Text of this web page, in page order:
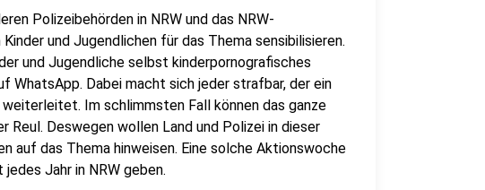
Polizeibehörden in NRW und das NRW-
und Jugendlichen für das Thema sensibilisieren.
und Jugendliche selbst kinderpornografisches
WhatsApp. Dabei macht sich jeder strafbar, der ein
Im schlimmsten Fall können das ganze
Reul. Deswegen wollen Land und Polizei in dieser
auf das Thema hinweisen. Eine solche Aktionswoche
Jahr in NRW geben.